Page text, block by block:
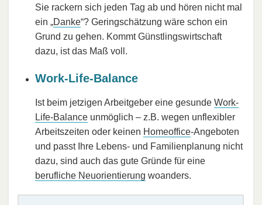
Sie rackern sich jeden Tag ab und hören nicht mal
ein „Danke“? Geringschätzung wäre schon ein
Grund zu gehen. Kommt Günstlingswirtschaft
dazu, ist das Maß voll.
Work-Life-Balance
Ist beim jetzigen Arbeitgeber eine gesunde Work-
Life-Balance unmöglich – z.B. wegen unflexibler
Arbeitszeiten oder keinen Homeoffice-Angeboten
und passt Ihre Lebens- und Familienplanung nicht
dazu, sind auch das gute Gründe für eine
berufliche Neuorientierung woanders.